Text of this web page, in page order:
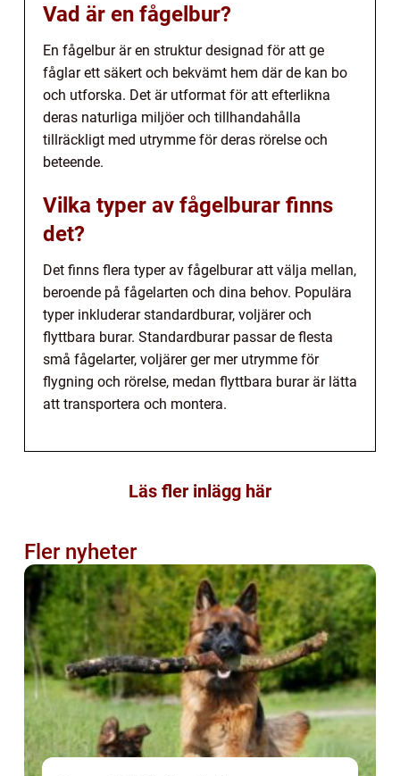
Vad är en fågelbur?
En fågelbur är en struktur designad för att ge
fåglar ett säkert och bekvämt hem där de kan bo
och utforska. Det är utformat för att efterlikna
deras naturliga miljöer och tillhandahålla
tillräckligt med utrymme för deras rörelse och
beteende.
Vilka typer av fågelburar finns
det?
Det finns flera typer av fågelburar att välja mellan,
beroende på fågelarten och dina behov. Populära
typer inkluderar standardburar, voljärer och
flyttbara burar. Standardburar passar de flesta
små fågelarter, voljärer ger mer utrymme för
flygning och rörelse, medan flyttbara burar är lätta
att transportera och montera.
Läs fler inlägg här
Fler nyheter